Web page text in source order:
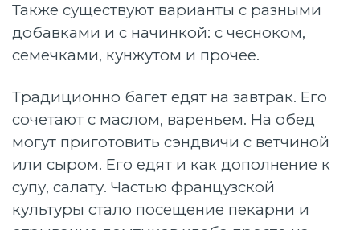
Также существуют варианты с разными
добавками и с начинкой: с чесноком,
семечками, кунжутом и прочее.
Традиционно багет едят на завтрак. Его
сочетают с маслом, вареньем. На обед
могут приготовить сэндвичи с ветчиной
или сыром. Его едят и как дополнение к
супу, салату. Частью французской
культуры стало посещение пекарни и